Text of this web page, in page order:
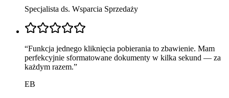
Specjalista ds. Wsparcia Sprzedaży
“Funkcja jednego kliknięcia pobierania to zbawienie. Mam
perfekcyjnie sformatowane dokumenty w kilka sekund — za
każdym razem.”
EB